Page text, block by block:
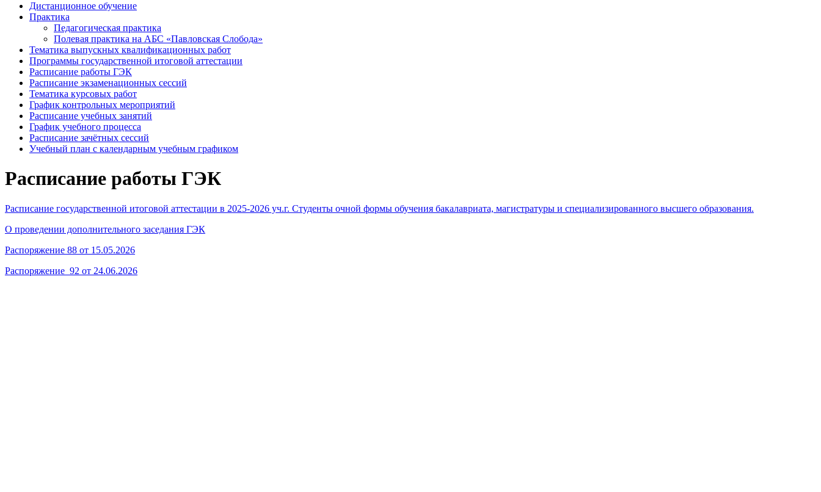
Дистанционное обучение
Практика
Педагогическая практика
Полевая практика на АБС «Павловская Слобода»
Тематика выпускных квалификационных работ
Программы государственной итоговой аттестации
Расписание работы ГЭК
Расписание экзаменационных сессий
Тематика курсовых работ
График контрольных мероприятий
Расписание учебных занятий
График учебного процесса
Расписание зачётных сессий
Учебный план с календарным учебным графиком
Расписание работы ГЭК
Расписание государственной итоговой аттестации в 2025-2026 уч.г. Студенты очной формы обучения бакалавриата, магистратуры и специализированного высшего образования.
О проведении дополнительного заседания ГЭК
Распоряжение 88 от 15.05.2026
Распоряжение_ 92 от 24.06.2026